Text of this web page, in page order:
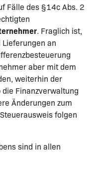
Fälle des §14c Abs. 2
. Fraglich ist,
an
aber mit dem
weiterhin der
Finanzverwaltung
Änderungen zum
folgen
sind in allen